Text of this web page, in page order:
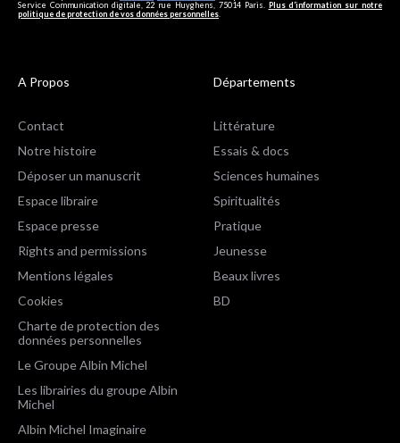
Service Communication digitale, 22 rue Huyghens, 75014 Paris. Plus d’information sur notre
politique de protection de vos données personnelles
A Propos
Contact
Notre histoire
Déposer un manuscrit
Espace libraire
Espace presse
Rights and permissions
Mentions légales
Cookies
Charte de protection des
données personnelles
Le Groupe Albin Michel
Les librairies du groupe Albin
Michel
Albin Michel Imaginaire
Départements
Littérature
Essais & docs
Sciences humaines
Spiritualités
Pratique
Jeunesse
Beaux livres
BD